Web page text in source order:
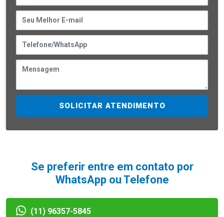
SOLICITAR ATENDIMENTO
Se preferir entre em contato por
WhatsApp ou Telefone
(11) 96357-5845